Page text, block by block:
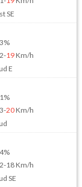
SE
%
-19Km/h
E
%
-20Km/h
%
-18Km/h
SE